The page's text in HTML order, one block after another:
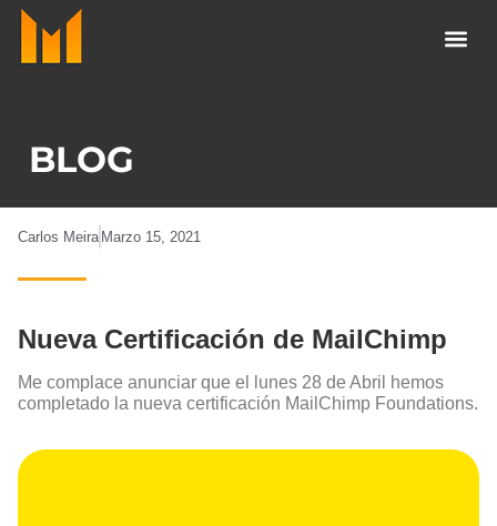
contenido
BLOG
Carlos Meira Marzo 15, 2021
Nueva Certificación de MailChimp
Me complace anunciar que el lunes 28 de Abril hemos
completado la nueva certificación MailChimp Foundations.